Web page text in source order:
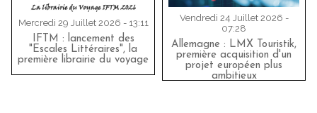
Mercredi 29 Juillet 2026 - 13:11
IFTM : lancement des
"Escales Littéraires", la
première librairie du voyage
Vendredi 24 Juillet 2026 -
07:28
Allemagne : LMX Touristik,
première acquisition d'un
projet européen plus
ambitieux